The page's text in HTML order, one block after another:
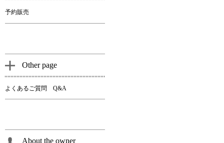
予約販売
Other page
よくあるご質問 Q&A
About the owner